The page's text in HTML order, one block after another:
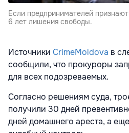
Если предпринимателей
6 лет лишения свободы.
Источники CrimeMoldova в
сообщили, что прокуроры
для всех подозреваемых.
Согласно решениям суда,
получили 30 дней
дней домашнего ареста, а